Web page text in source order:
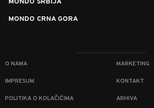
MONDO SRBIJA
MONDO CRNA GORA
O NAMA MARKETING
IMPRESUM KONTAKT
POLITIKA O KOLAČIĆIMA ARHIVA